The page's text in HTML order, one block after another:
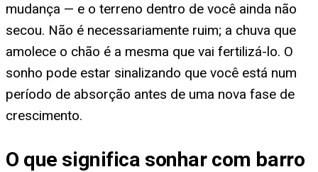
mudança — e o terreno dentro de você ainda não
secou. Não é necessariamente ruim; a chuva que
amolece o chão é a mesma que vai fertilizá-lo. O
sonho pode estar sinalizando que você está num
período de absorção antes de uma nova fase de
crescimento.
O que significa sonhar com barro